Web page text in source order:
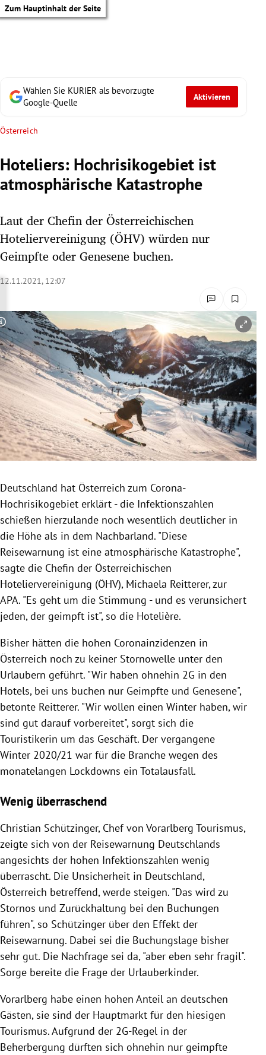
Zum Hauptinhalt der Seite
Untermenü
Untermenü
Untermenü
Untermenü
Untermenü
Untermenü
Untermenü
Untermenü
Wählen Sie KURIER als bevorzugte
Google-Quelle
Aktivieren
Österreich
Hoteliers: Hochrisikogebiet ist
atmosphärische Katastrophe
Laut der Chefin der Österreichischen
Hoteliervereinigung (ÖHV) würden nur
Geimpfte oder Genesene buchen.
12.11.2021, 12:07
Copyright-Hinweis öffnen/schließen
Deutschland hat Österreich zum Corona-
Hochrisikogebiet erklärt - die Infektionszahlen
schießen hierzulande noch wesentlich deutlicher in
die Höhe als in dem Nachbarland. "Diese
Reisewarnung ist eine atmosphärische Katastrophe",
sagte die Chefin der Österreichischen
Hoteliervereinigung (ÖHV), Michaela Reitterer, zur
APA. "Es geht um die Stimmung - und es verunsichert
jeden, der geimpft ist", so die Hotelière.
Bisher hätten die hohen Coronainzidenzen in
Österreich noch zu keiner Stornowelle unter den
Urlaubern geführt. "Wir haben ohnehin 2G in den
Hotels, bei uns buchen nur Geimpfte und Genesene",
betonte Reitterer. "Wir wollen einen Winter haben, wir
sind gut darauf vorbereitet", sorgt sich die
Touristikerin um das Geschäft. Der vergangene
Winter 2020/21 war für die Branche wegen des
monatelangen Lockdowns ein Totalausfall.
Wenig überraschend
Christian Schützinger, Chef von Vorarlberg Tourismus,
zeigte sich von der Reisewarnung Deutschlands
angesichts der hohen Infektionszahlen wenig
überrascht. Die Unsicherheit in Deutschland,
Österreich betreffend, werde steigen. "Das wird zu
Stornos und Zurückhaltung bei den Buchungen
führen", so Schützinger über den Effekt der
Reisewarnung. Dabei sei die Buchungslage bisher
sehr gut. Die Nachfrage sei da, "aber eben sehr fragil".
Sorge bereite die Frage der Urlauberkinder.
Vorarlberg habe einen hohen Anteil an deutschen
Gästen, sie sind der Hauptmarkt für den hiesigen
Tourismus. Aufgrund der 2G-Regel in der
Beherbergung dürften sich ohnehin nur geimpfte